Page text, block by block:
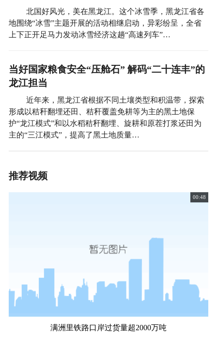
北国好风光，美在黑龙江。这个冰雪季，黑龙江省各
地围绕“冰雪”主题开展的活动相继启动，异彩纷呈，全省
上下正开足马力发动冰雪经济这趟“高速列车”…
当好国家粮食安全“压舱石” 解码“二十连丰”的
龙江担当
近年来，黑龙江省根据不同土壤类型和积温带，探索
形成以秸秆翻埋还田、秸秆覆盖免耕等为主的黑土地保
护“龙江模式”和以水稻秸秆翻埋、旋耕和原茬打浆还田为
主的“三江模式”，提高了黑土地质量…
推荐视频
满洲里铁路口岸过货量超2000万吨
00:48